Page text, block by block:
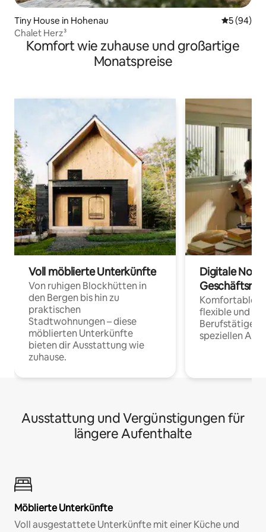
Tiny House in Hohenau
5 (94)
Chalet Herz³
Komfort wie zuhause und großartige
Monatspreise
Voll möblierte Unterkünfte
Von ruhigen Blockhütten in
den Bergen bis hin zu
praktischen
Stadtwohnungen – diese
möblierten Unterkünfte
bieten dir Ausstattung wie
zuhause.
Digitale
Komfortable
flexible und
Berufstätige
speziellen
Ausstattung und Vergünstigungen für
längere Aufenthalte
Möblierte Unterkünfte
Voll ausgestattete Unterkünfte mit einer Küche und